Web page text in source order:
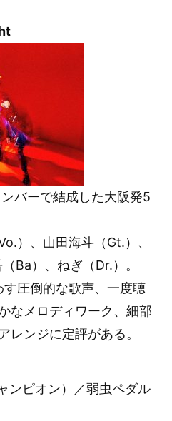
バーで結成した大阪発5
）、山田海斗（Gt.）、
Ba）、ねぎ（Dr.）。
圧倒的な歌声、一度聴
なメロディワーク、細部
レンジに定評がある。
ンピオン）／弱虫ペダル